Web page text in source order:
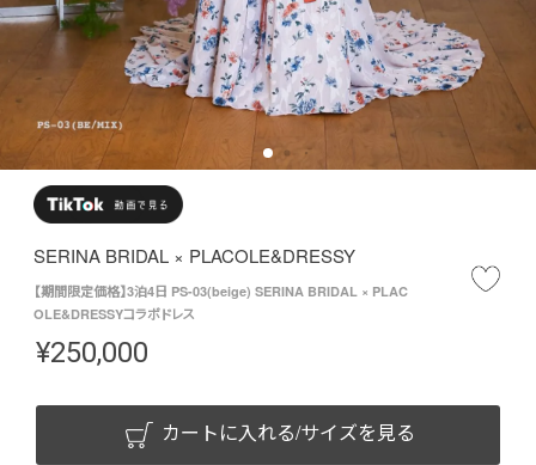
SERINA BRIDAL × PLACOLE&DRESSY
【期間限定価格】3泊4日 PS-03(beige) SERINA BRIDAL × PLAC
OLE&DRESSYコラボドレス
¥250,000
カートに入れる/サイズを見る